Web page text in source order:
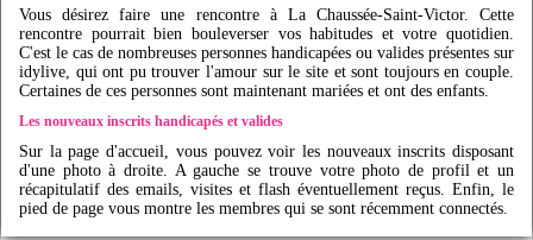
Vous désirez faire une rencontre à La Chaussée-Saint-Victor. Cette
rencontre pourrait bien bouleverser vos habitudes et votre quotidien.
C'est le cas de nombreuses personnes handicapées ou valides présentes sur
idylive, qui ont pu trouver l'amour sur le site et sont toujours en couple.
Certaines de ces personnes sont maintenant mariées et ont des enfants.
Les nouveaux inscrits handicapés et valides
Sur la page d'accueil, vous pouvez voir les nouveaux inscrits disposant
d'une photo à droite. A gauche se trouve votre photo de profil et un
récapitulatif des emails, visites et flash éventuellement reçus. Enfin, le
pied de page vous montre les membres qui se sont récemment connectés.